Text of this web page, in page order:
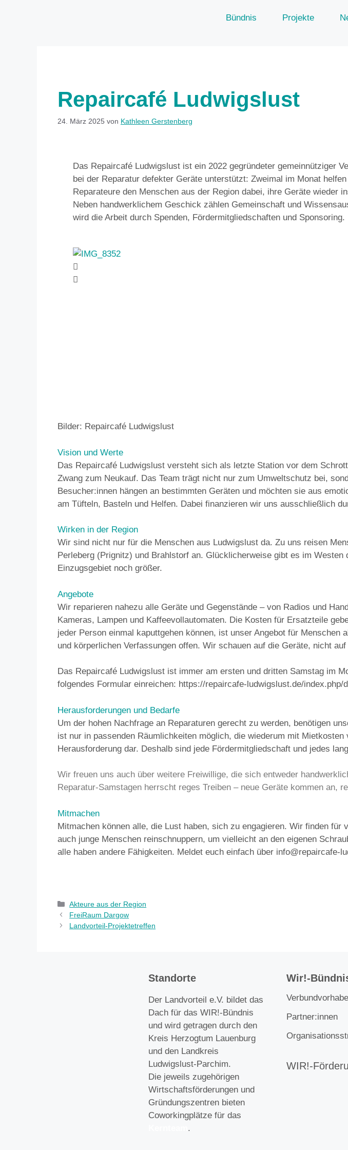
Bündnis Projekte
Repaircafé Ludwigslust
24. März 2025 von Kathleen Gerstenberg
Das Repaircafé Ludwigslust ist ein 2022 gegründeter gemeinnütziger
bei der Reparatur defekter Geräte unterstützt: Zweimal im Monat
Reparateure den Menschen aus der Region dabei, ihre Geräte wieder
Neben handwerklichem Geschick zählen Gemeinschaft und
wird die Arbeit durch Spenden, Fördermitgliedschaften und Sponsoring.
Bilder: Repaircafé Ludwigslust
Vision und Werte
Das Repaircafé Ludwigslust versteht sich als letzte Station vor dem
Zwang zum Neukauf. Das Team trägt nicht nur zum Umweltschutz bei,
Besucher:innen hängen an bestimmten Geräten und möchten sie aus
am Tüfteln, Basteln und Helfen. Dabei finanzieren wir uns ausschließlich
Wirken in der Region
Wir sind nicht nur für die Menschen aus Ludwigslust da. Zu uns reisen
Perleberg (Prignitz) und Brahlstorf an. Glücklicherweise gibt es im
Einzugsgebiet noch größer.
Angebote
Wir reparieren nahezu alle Geräte und Gegenstände – von Radios und
Kameras, Lampen und Kaffeevollautomaten. Die Kosten für Ersatzteile
jeder Person einmal kaputtgehen können, ist unser Angebot für
und körperlichen Verfassungen offen. Wir schauen auf die Geräte, nicht
Das Repaircafé Ludwigslust ist immer am ersten und dritten Samstag im
folgendes Formular einreichen: https://repaircafe-ludwigslust.de/index.php/
Herausforderungen und Bedarfe
Um der hohen Nachfrage an Reparaturen gerecht zu werden, benötigen
ist nur in passenden Räumlichkeiten möglich, die wiederum mit
Herausforderung dar. Deshalb sind jede Fördermitgliedschaft und jedes
Wir freuen uns auch über weitere Freiwillige, die sich entweder
Reparatur-Samstagen herrscht reges Treiben – neue Geräte kommen an,
Mitmachen
Mitmachen können alle, die Lust haben, sich zu engagieren. Wir finden
auch junge Menschen reinschnuppern, um vielleicht an den eigenen
alle haben andere Fähigkeiten. Meldet euch einfach über info@repaircafe-
Akteure aus der Region
FreiRaum Dargow
Landvorteil-Projektetreffen
Standorte
Der Landvorteil e.V. bildet das
Dach für das WIR!-Bündnis
und wird getragen durch den
Kreis Herzogtum Lauenburg
und den Landkreis
Ludwigslust-Parchim.
Die jeweils zugehörigen
Wirtschaftsförderungen und
Gründungszentren bieten
Coworkingplätze für das
.
Wir!-
Partner:innen
WIR!-